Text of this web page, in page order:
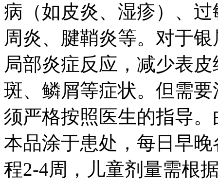
病（如皮炎、湿疹）、
周炎、腱鞘炎等。对于
局部炎症反应，减少表
斑、鳞屑等症状。但需
须严格按照医生的指导
本品涂于患处，每日早
程2-4周，儿童剂量需根